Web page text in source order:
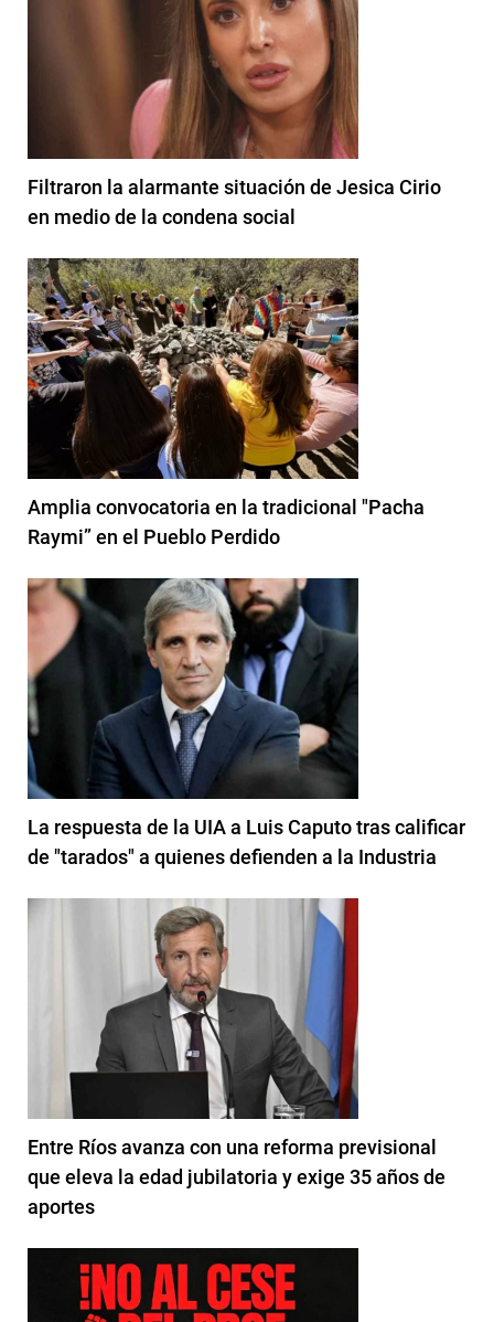
Filtraron la alarmante situación de Jesica Cirio
en medio de la condena social
Amplia convocatoria en la tradicional "Pacha
Raymi” en el Pueblo Perdido
La respuesta de la UIA a Luis Caputo tras calificar
de "tarados" a quienes defienden a la Industria
Entre Ríos avanza con una reforma previsional
que eleva la edad jubilatoria y exige 35 años de
aportes